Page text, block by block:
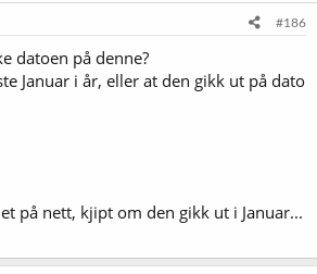
#186
datoen på denne?
Januar i år, eller at den gikk ut på dato
på nett, kjipt om den gikk ut i Januar...